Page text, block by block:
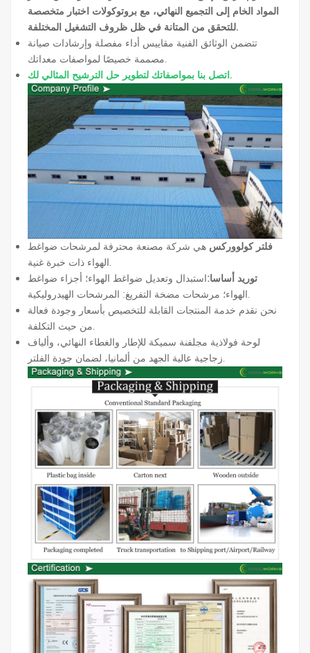
المواد الخام إلى التجميع النهائي، مع بروتوكولات اختبار متخصصة
للتحقق من المتانة في ظل ظروف التشغيل المختلفة.
تتضمن الوثائق الفنية مقاييس أداء مفصلة وإرشادات صيانة
مصممة خصيصًا لمواصفات معداتك.
اتصل بنا بمواصفاتك لتطوير حل الترشيح المثالي لك.
فلتر كولووركس هي شركة مصنعة محترفة لمرشحات ضواغط
الهواء ذات خبرة غنية.
توريد أساسا:استبدال وتعديل ضواغط الهواء؛ أجزاء ضواغط
الهواء؛ مرشحات مضخة التفريغ: المرشحات الهيدروليكية.
نحن نقدم خدمة المنتجات القابلة للتخصيص بأسعار وجودة فعالة
من حيث التكلفة.
لوحة فولاذية مجلفنة سميكة للإطار والغطاء النهائي، وألياف
زجاجية عالية الجهد من ألمانيا، لضمان جودة الفلتر.